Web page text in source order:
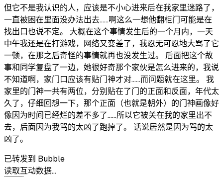
但它不是我认识的人，应该是不小心进来后在我家里迷路了，
一直被困在里面没办法出去……啊这么一想他翻柜门可能是在
找出口也说不定。 大概在这个事情发生后的一个月内，一天
中午我还是在打游戏，网络又变差了，我忍无可忍地大骂了它
一顿，在那之后奇怪的事情就再也没发生过。 后面把这个故
事和同学复盘了一边，她很好奇那个家伙是怎么进来的，我说
不知道啊，家门口应该有贴门神才对……而问题就在这里。 我
家里的门神一共有两位，分别贴在了门的正面和反面，年代太
久了，仔细回想一下，那个正面（也就是朝外）的门神画像好
像因为时间已经烂的差不多了……所以它被关在我的家里出不
去，后面因为我骂的太凶了跑掉了。 话说居然是因为骂的太
凶了。
已转发到 Bubble
读取互动数据…